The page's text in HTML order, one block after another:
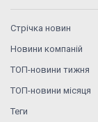
Стрічка новин
Новини компаній
ТОП-новини тижня
ТОП-новини місяця
Теги